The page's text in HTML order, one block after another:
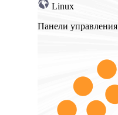
Linux
Панели управления